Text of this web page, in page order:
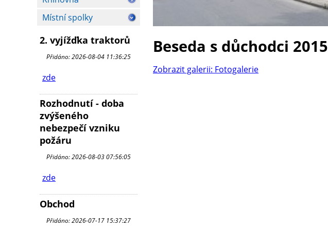
Místní spolky
2. vyjížďka traktorů
Přidáno: 2026-08-04 11:36:25
zde
Rozhodnutí - doba
zvýšeného
nebezpečí vzniku
požáru
Přidáno: 2026-08-03 07:56:05
zde
Obchod
Přidáno: 2026-07-17 15:37:27
Beseda s důchodci 2015
Zobrazit galerii: Fotogalerie